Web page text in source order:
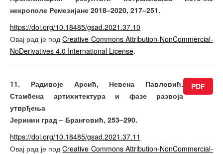
некрополе Ремезијане 2018–2020, 217–251.
https://doi.org/10.18485/gsad.2021.37.10
Овај рад је подCreative Commons Attribution-NonCommercial-
NoDerivatives 4.0 International License.
PDF
11. Радивоје Арсић, Невена Павловић.
Стамбена артихитектура и фазе развоја
утврђења
Јеринин град – Бранговић, 253–290.
https://doi.org/10.18485/gsad.2021.37.11
Овај рад је подCreative Commons Attribution-NonCommercial-